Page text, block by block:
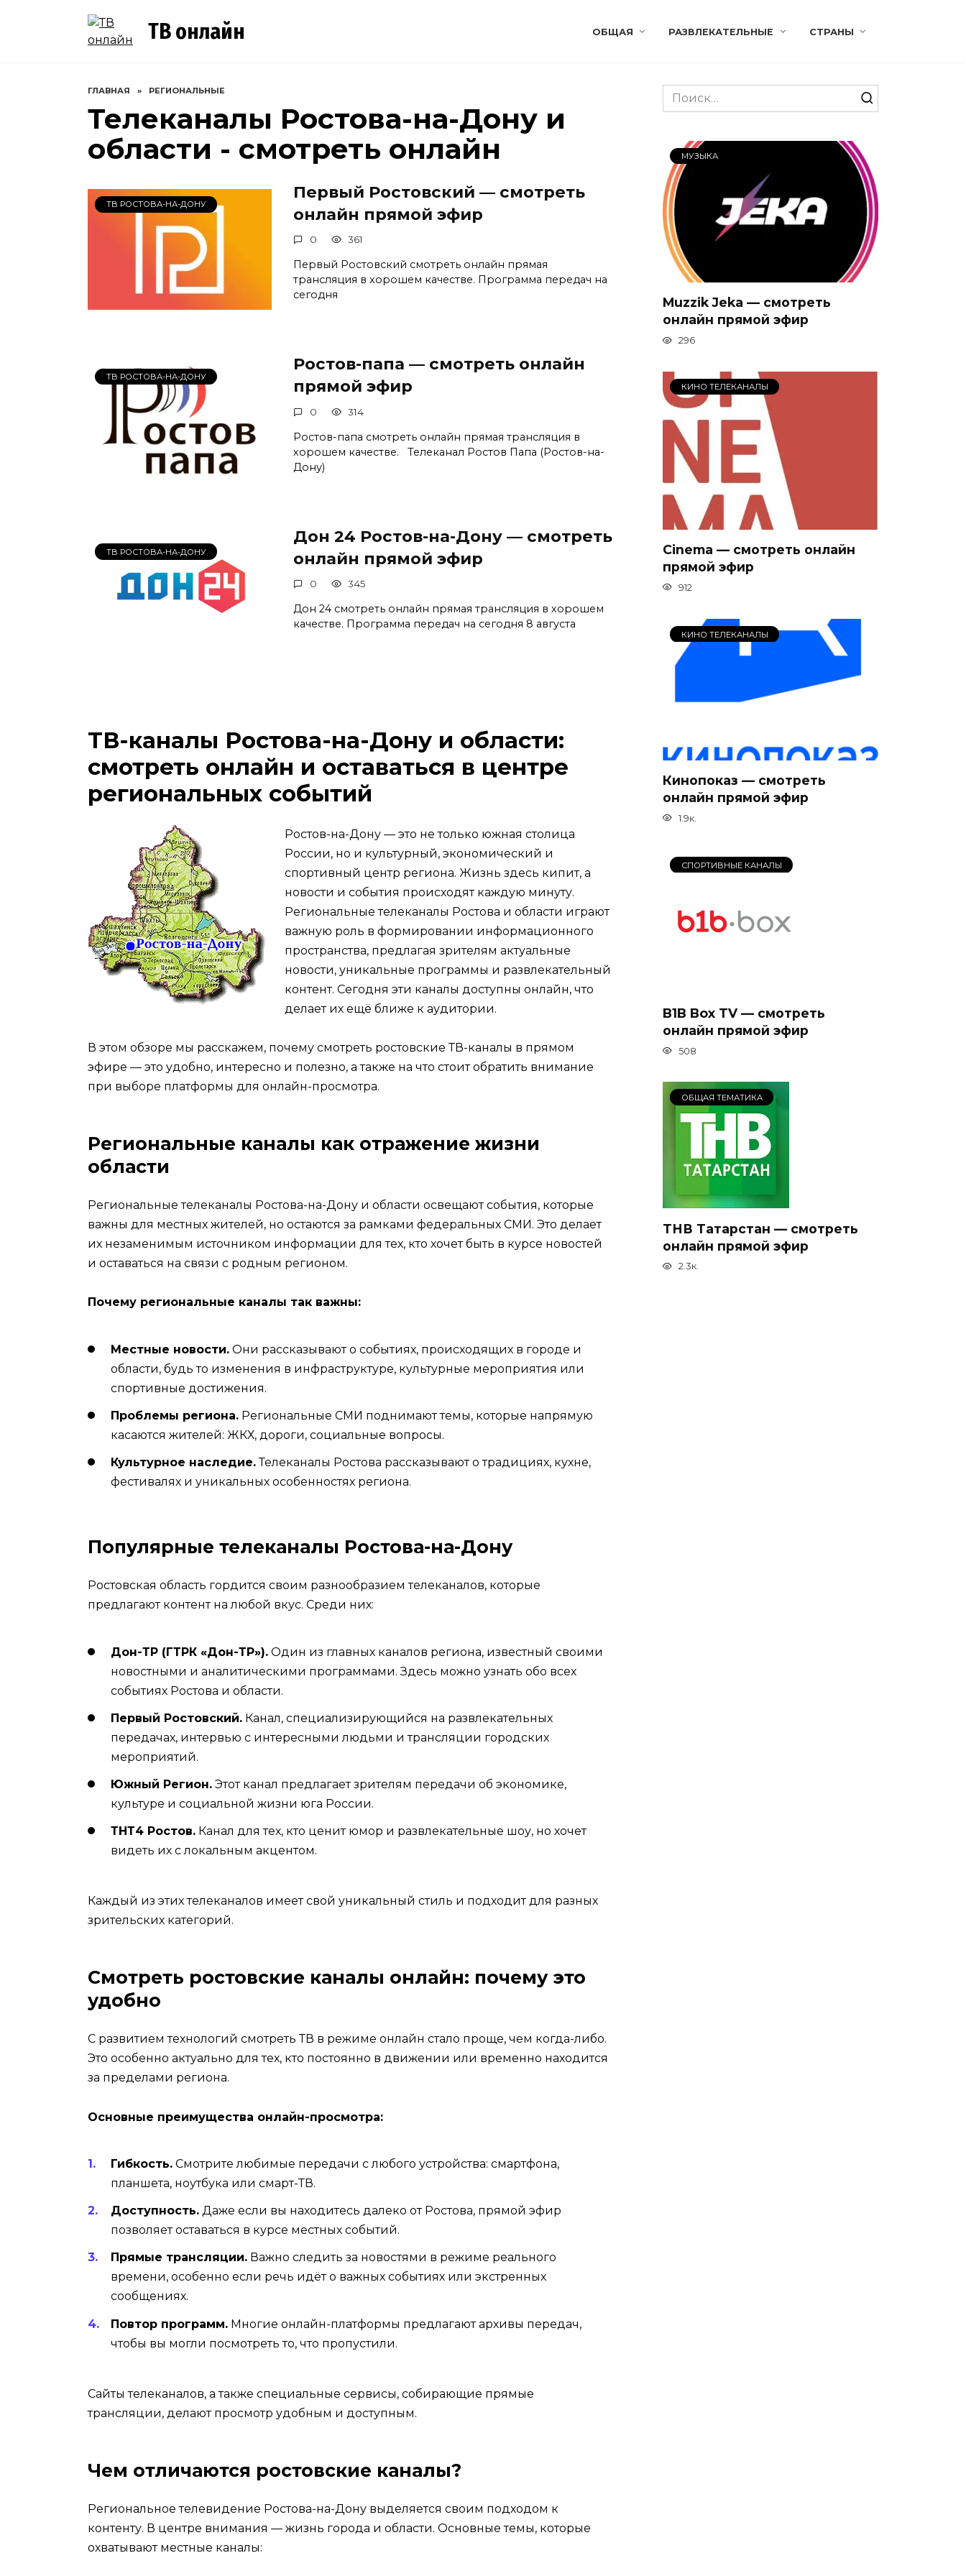
ТВ онлайн ОБЩАЯ РАЗВЛЕКАТЕЛЬНЫЕ СТРАНЫ
ГЛАВНАЯ » РЕГИОНАЛЬНЫЕ
Телеканалы Ростова-на-Дону и
области - смотреть онлайн
ТВ РОСТОВА-НА-ДОНУ
Первый Ростовский — смотреть
онлайн прямой эфир
0 361
Первый Ростовский смотреть онлайн прямая
трансляция в хорошем качестве. Программа передач на
сегодня
ТВ РОСТОВА-НА-ДОНУ
Ростов-папа — смотреть онлайн
прямой эфир
0 314
Ростов-папа смотреть онлайн прямая трансляция в
хорошем качестве. Телеканал Ростов Папа (Ростов-на-
Дону)
ТВ РОСТОВА-НА-ДОНУ
Дон 24 Ростов-на-Дону — смотреть
онлайн прямой эфир
0 345
Дон 24 смотреть онлайн прямая трансляция в хорошем
качестве. Программа передач на сегодня 8 августа
ТВ-каналы Ростова-на-Дону и области:
смотреть онлайн и оставаться в центре
региональных событий
Ростов-на-Дону — это не только южная столица
России, но и культурный, экономический и
спортивный центр региона. Жизнь здесь кипит, а
новости и события происходят каждую минуту.
Региональные телеканалы Ростова и области играют
важную роль в формировании информационного
пространства, предлагая зрителям актуальные
новости, уникальные программы и развлекательный
контент. Сегодня эти каналы доступны онлайн, что
делает их ещё ближе к аудитории.
В этом обзоре мы расскажем, почему смотреть ростовские ТВ-каналы в прямом
эфире — это удобно, интересно и полезно, а также на что стоит обратить внимание
при выборе платформы для онлайн-просмотра.
Региональные каналы как отражение жизни
области
Региональные телеканалы Ростова-на-Дону и области освещают события, которые
важны для местных жителей, но остаются за рамками федеральных СМИ. Это делает
их незаменимым источником информации для тех, кто хочет быть в курсе новостей
и оставаться на связи с родным регионом.
Почему региональные каналы так важны:
Местные новости. Они рассказывают о событиях, происходящих в городе и
области, будь то изменения в инфраструктуре, культурные мероприятия или
спортивные достижения.
Проблемы региона. Региональные СМИ поднимают темы, которые напрямую
касаются жителей: ЖКХ, дороги, социальные вопросы.
Культурное наследие.Телеканалы Ростова рассказывают о традициях, кухне,
фестивалях и уникальных особенностях региона.
Популярные телеканалы Ростова-на-Дону
Ростовская область гордится своим разнообразием телеканалов, которые
предлагают контент на любой вкус. Среди них:
Дон-ТР (ГТРК «Дон-ТР»). Один из главных каналов региона, известный своими
новостными и аналитическими программами. Здесь можно узнать обо всех
событиях Ростова и области.
Первый Ростовский. Канал, специализирующийся на развлекательных
передачах, интервью с интересными людьми и трансляции городских
мероприятий.
Южный Регион. Этот канал предлагает зрителям передачи об экономике,
культуре и социальной жизни юга России.
ТНТ4 Ростов. Канал для тех, кто ценит юмор и развлекательные шоу, но хочет
видеть их с локальным акцентом.
Каждый из этих телеканалов имеет свой уникальный стиль и подходит для разных
зрительских категорий.
Смотреть ростовские каналы онлайн: почему это
удобно
С развитием технологий смотреть ТВ в режиме онлайн стало проще, чем когда-либо.
Это особенно актуально для тех, кто постоянно в движении или временно находится
за пределами региона.
Основные преимущества онлайн-просмотра:
Гибкость. Смотрите любимые передачи с любого устройства: смартфона,
планшета, ноутбука или смарт-ТВ.
Доступность. Даже если вы находитесь далеко от Ростова, прямой эфир
позволяет оставаться в курсе местных событий.
Прямые трансляции. Важно следить за новостями в режиме реального
времени, особенно если речь идёт о важных событиях или экстренных
сообщениях.
Повтор программ. Многие онлайн-платформы предлагают архивы передач,
чтобы вы могли посмотреть то, что пропустили.
Сайты телеканалов, а также специальные сервисы, собирающие прямые
трансляции, делают просмотр удобным и доступным.
Чем отличаются ростовские каналы?
Региональное телевидение Ростова-на-Дону выделяется своим подходом к
контенту. В центре внимания — жизнь города и области. Основные темы, которые
охватывают местные каналы:
Search
for:
МУЗЫКА
Muzzik Jeka — смотреть
онлайн прямой эфир
296
КИНО ТЕЛЕКАНАЛЫ
Cinema — смотреть онлайн
прямой эфир
912
КИНО ТЕЛЕКАНАЛЫ
Кинопоказ — смотреть
онлайн прямой эфир
1.9к.
СПОРТИВНЫЕ КАНАЛЫ
B1B Box TV — смотреть
онлайн прямой эфир
508
ОБЩАЯ ТЕМАТИКА
ТНВ Татарстан — смотреть
онлайн прямой эфир
2.3к.